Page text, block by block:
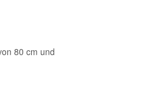
80 cm und